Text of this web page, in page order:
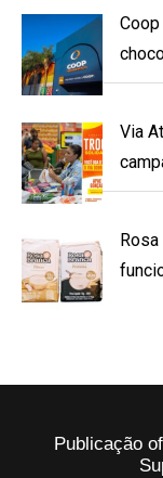
Via
Rosa
Publicação